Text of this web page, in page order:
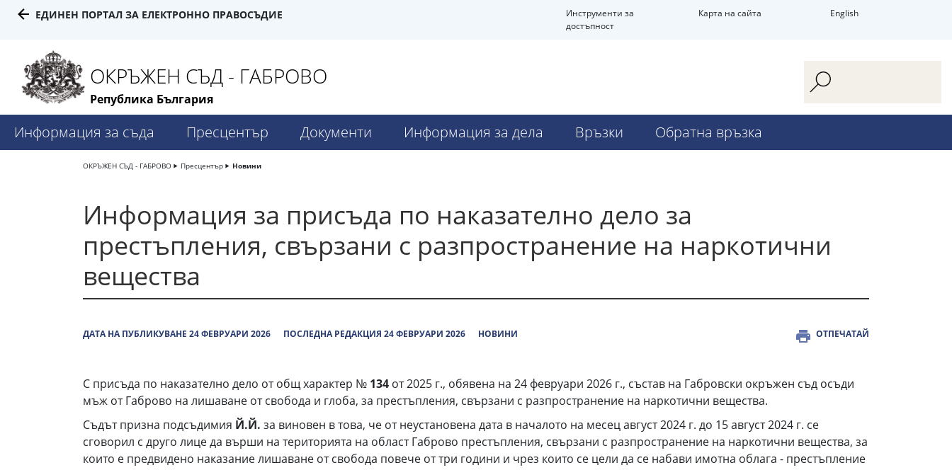
ЕДИНЕН ПОРТАЛ ЗА ЕЛЕКТРОННО ПРАВОСЪДИЕ
Инструменти за
достъпност
Карта на сайта English
ОКРЪЖЕН СЪД - ГАБРОВО
Република България
Информация за съда Пресцентър Документи Информация за дела Връзки Обратна връзка
ОКРЪЖЕН СЪД - ГАБРОВО Пресцентър Новини
Информация за присъда по наказателно дело за
престъпления, свързани с разпространение на наркотични
вещества
ДАТА НА ПУБЛИКУВАНЕ 24 ФЕВРУАРИ 2026 ПОСЛЕДНА РЕДАКЦИЯ 24 ФЕВРУАРИ 2026 НОВИНИ ОТПЕЧАТАЙ
С присъда по наказателно дело от общ характер № 134 от 2025 г., обявена на 24 февруари 2026 г., състав на Габровски окръжен съд осъди
мъж от Габрово на лишаване от свобода и глоба, за престъпления, свързани с разпространение на наркотични вещества.
Съдът призна подсъдимия Й.Й. за виновен в това, че от неустановена дата в началото на месец август 2024 г. до 15 август 2024 г. се
сговорил с друго лице да върши на територията на област Габрово престъпления, свързани с разпространение на наркотични вещества, за
които е предвидено наказание лишаване от свобода повече от три години и чрез които се цели да се набави имотна облага - престъпление